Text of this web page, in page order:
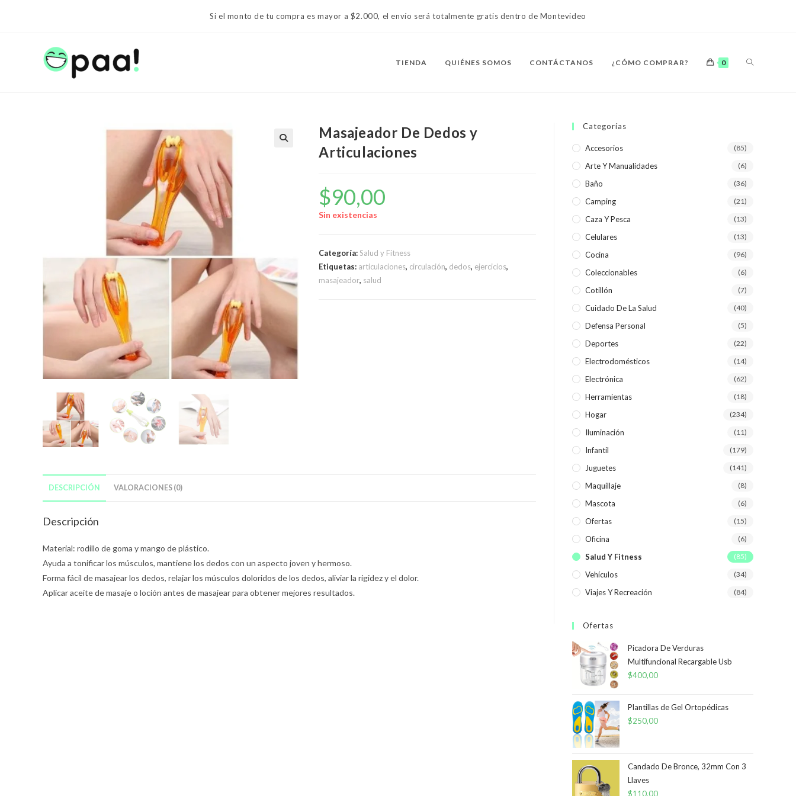
Si el monto de tu compra es mayor a $2.000, el envío será totalmente gratis dentro de Montevideo
TIENDA QUIÉNES SOMOS CONTÁCTANOS ¿CÓMO COMPRAR? 0 ALTERNAR
DE
LA
Masajeador De Dedos y
Articulaciones
$90,00
Sin existencias
Categoría:Salud y Fitness
Etiquetas: articulaciones, circulación, dedos, ejercicios,
masajeador, salud
DESCRIPCIÓN VALORACIONES (0)
Descripción
Material: rodillo de goma y mango de plástico.
Ayuda a tonificar los músculos, mantiene los dedos con un aspecto joven y hermoso.
Forma fácil de masajear los dedos, relajar los músculos doloridos de los dedos, aliviar la rigidez y el dolor.
Aplicar aceite de masaje o loción antes de masajear para obtener mejores resultados.
Categorías
Accesorios (85)
Arte Y Manualidades (6)
Baño (36)
Camping (21)
Caza Y Pesca (13)
Celulares (13)
Cocina (96)
Coleccionables (6)
Cotillón (7)
Cuidado De La Salud (40)
Defensa Personal (5)
Deportes (22)
Electrodomésticos (14)
Electrónica (62)
Herramientas (18)
Hogar (234)
Iluminación (11)
Infantil (179)
Juguetes (141)
Maquillaje (8)
Mascota (6)
Ofertas (15)
Oficina (6)
Salud Y Fitness (85)
Vehículos (34)
Viajes Y Recreación (84)
Ofertas
Picadora De Verduras
Multifuncional Recargable Usb
$400,00
Plantillas de Gel Ortopédicas
$250,00
Candado De Bronce, 32mm Con 3
Llaves
$110,00